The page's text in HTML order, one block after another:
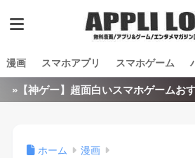
漫画 スマホアプリ スマホゲーム
»【神ゲー】超面白いスマホゲームお
ホーム 漫画